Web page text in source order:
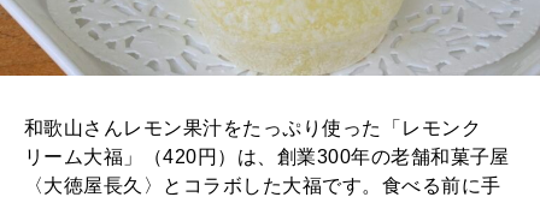
和歌山さんレモン果汁をたっぷり使った「レモンク
リーム大福」（420円）は、創業300年の老舗和菓子屋
〈大徳屋長久〉とコラボした大福です。食べる前に手